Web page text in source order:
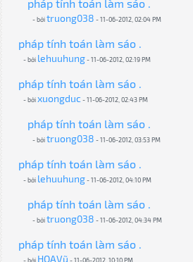
pháp tính toán làm sáo .
- bởitruong038 - 11-06-2012, 02:04 PM
pháp tính toán làm sáo .
- bởi lehuuhung- 11-06-2012, 02:19 PM
pháp tính toán làm sáo .
- bởixuongduc- 11-06-2012, 02:43 PM
pháp tính toán làm sáo .
- bởitruong038 - 11-06-2012, 03:53 PM
pháp tính toán làm sáo .
- bởi lehuuhung- 11-06-2012, 04:10 PM
pháp tính toán làm sáo .
- bởitruong038 - 11-06-2012, 04:34 PM
pháp tính toán làm sáo .
HOAVũ